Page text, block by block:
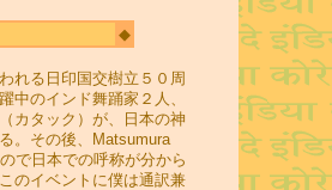
◆
れる日印国交樹立５０周
中のインド舞踊家２人、
カタック）が、日本の神
。その後、Matsumura
で日本での呼称が分から
のイベントに僕は通訳兼